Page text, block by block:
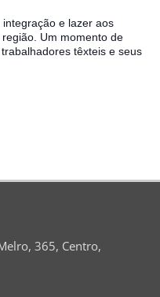
e lazer aos
Um momento de
têxteis e seus
365, Centro,